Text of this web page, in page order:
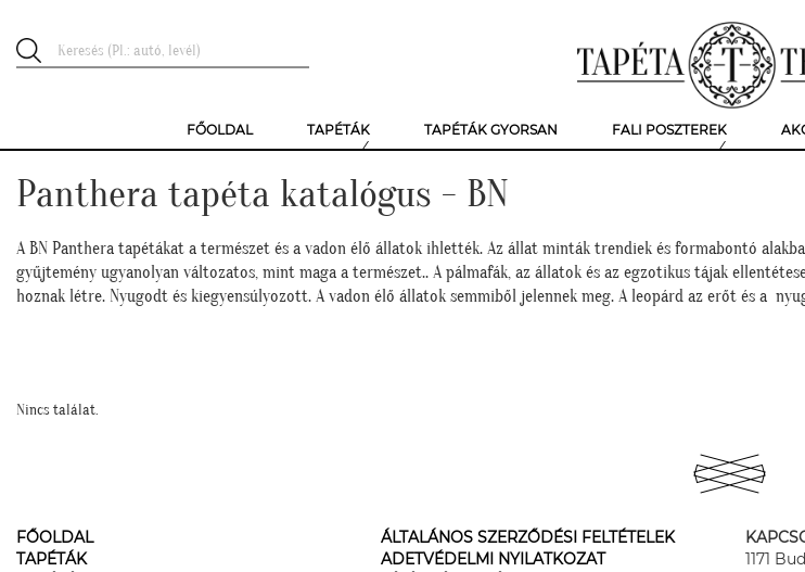
FŐOLDAL TAPÉTÁK TAPÉTÁK GYORSAN FALI POSZTEREK
Panthera tapéta katalógus - BN
A BN Panthera tapétákat a természet és a vadon élő állatok ihlették. Az állat minták trendiek és formabontó
gyűjtemény ugyanolyan változatos, mint maga a természet.. A pálmafák, az állatok és az egzotikus tájak
hoznak létre. Nyugodt és kiegyensúlyozott. A vadon élő állatok semmiből jelennek meg. A leopárd az erőt és a
Nincs találat.
FŐOLDAL
TAPÉTÁK
ÁLTALÁNOS SZERZŐDÉSI FELTÉTELEK
ADETVÉDELMI NYILATKOZAT
1171